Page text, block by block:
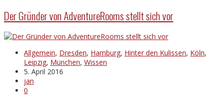
Der Gründer von AdventureRooms stellt sich vor
Allgemein, Dresden, Hamburg, Hinter den Kulissen, Köln,
Leipzig, München, Wissen
5. April 2016
jan
0